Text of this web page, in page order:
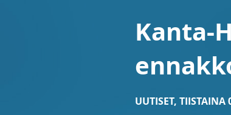
Kanta-
UUTISET, TIISTAINA